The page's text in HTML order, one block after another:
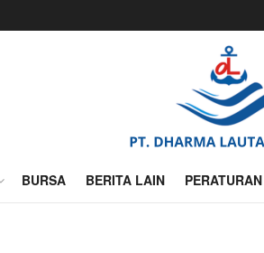
BURSA BERITA LAIN PERATURAN